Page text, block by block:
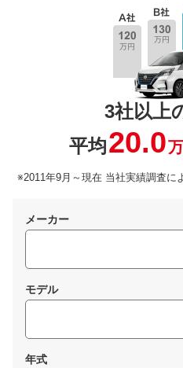
3社以上
平均20.0
※2011年9月～現在 当社実績調査に
メーカー
モデル
年式